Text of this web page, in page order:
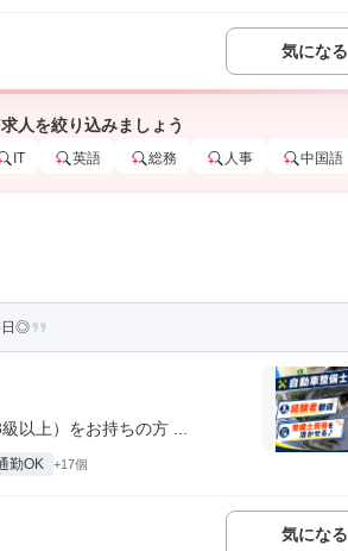
気になる
人を絞り込みましょう
IT 英語 総務 人事 中国語
日◎
以上）をお持ちの方 ...
勤OK +17個
気になる